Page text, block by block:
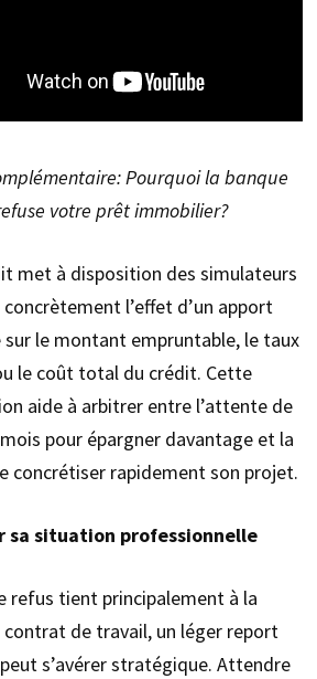
Pourquoi la banque
votre prêt immobilier?
met à disposition des simulateurs
l’effet d’un apport
sur le montant empruntable, le taux
le coût total du crédit. Cette
aide à arbitrer entre l’attente de
pour épargner davantage et la
concrétiser rapidement son projet.
sa situation professionnelle
refus tient principalement à la
contrat de travail, un léger report
s’avérer stratégique. Attendre